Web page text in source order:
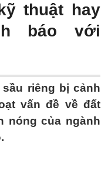
thuật hay
báo với
riêng bị cảnh
vấn đề về đất
nóng của ngành